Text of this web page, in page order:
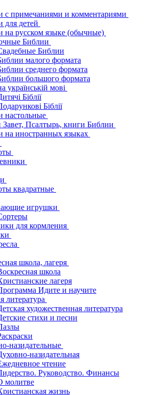
с примечаниями и комментариями
для детей
на русском языке (обычные)
Библии
Библии
малого формата
среднего формата
большого формата
українській мові
Біблії
Біблії
настольные
Псалтырь, книги Библии
на иностранных языках
квадратные
игрушки
для кормления
школа, лагеря
школа
лагеря
Идите и научите
литература
художественная литература
стихи и песни
назидательные
назидательная
чтение
Руководство. Финансы
молитве
жизнь